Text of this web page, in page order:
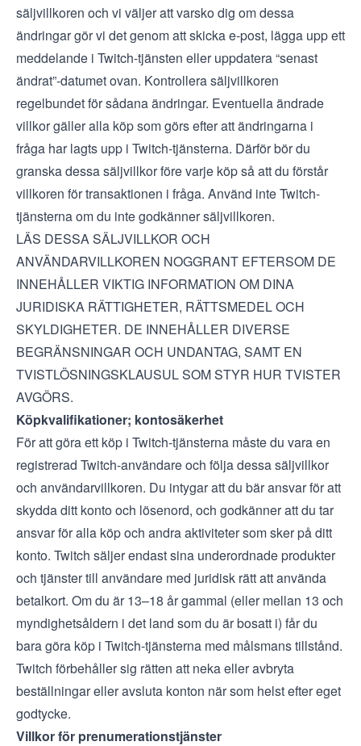
säljvillkoren och vi väljer att varsko dig om dessa
ändringar gör vi det genom att skicka e-post, lägga upp ett
meddelande i Twitch-tjänsten eller uppdatera “senast
ändrat”-datumet ovan. Kontrollera säljvillkoren
regelbundet för sådana ändringar. Eventuella ändrade
villkor gäller alla köp som görs efter att ändringarna i
fråga har lagts upp i Twitch-tjänsterna. Därför bör du
granska dessa säljvillkor före varje köp så att du förstår
villkoren för transaktionen i fråga. Använd inte Twitch-
tjänsterna om du inte godkänner säljvillkoren.
LÄS DESSA SÄLJVILLKOR OCH
ANVÄNDARVILLKOREN NOGGRANT EFTERSOM DE
INNEHÅLLER VIKTIG INFORMATION OM DINA
JURIDISKA RÄTTIGHETER, RÄTTSMEDEL OCH
SKYLDIGHETER. DE INNEHÅLLER DIVERSE
BEGRÄNSNINGAR OCH UNDANTAG, SAMT EN
TVISTLÖSNINGSKLAUSUL SOM STYR HUR TVISTER
AVGÖRS.
Köpkvalifikationer; kontosäkerhet
För att göra ett köp i Twitch-tjänsterna måste du vara en
registrerad Twitch-användare och följa dessa säljvillkor
och användarvillkoren. Du intygar att du bär ansvar för att
skydda ditt konto och lösenord, och godkänner att du tar
ansvar för alla köp och andra aktiviteter som sker på ditt
konto. Twitch säljer endast sina underordnade produkter
och tjänster till användare med juridisk rätt att använda
betalkort. Om du är 13–18 år gammal (eller mellan 13 och
myndighetsåldern i det land som du är bosatt i) får du
bara göra köp i Twitch-tjänsterna med målsmans tillstånd.
Twitch förbehåller sig rätten att neka eller avbryta
beställningar eller avsluta konton när som helst efter eget
godtycke.
Villkor för prenumerationstjänster